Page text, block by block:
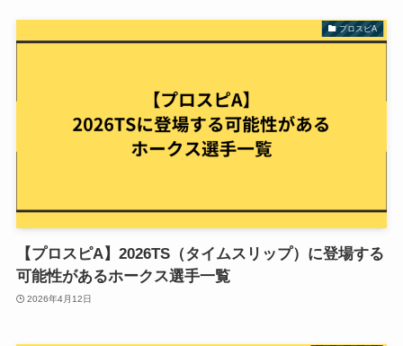
プロスピA
【プロスピA】2026TS（タイムスリップ）に登場する
可能性があるホークス選手一覧
2026年4月12日